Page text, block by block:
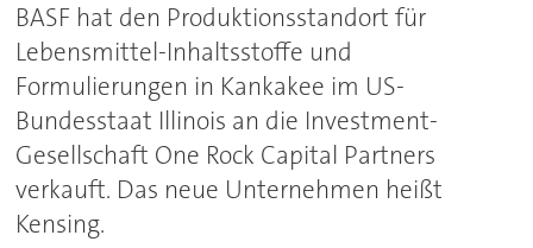
BASF hat den Produktionsstandort für
Lebensmittel-Inhaltsstoffe und
Formulierungen in Kankakee im US-
Bundesstaat Illinois an die Investment-
Gesellschaft One Rock Capital Partners
verkauft. Das neue Unternehmen heißt
Kensing.